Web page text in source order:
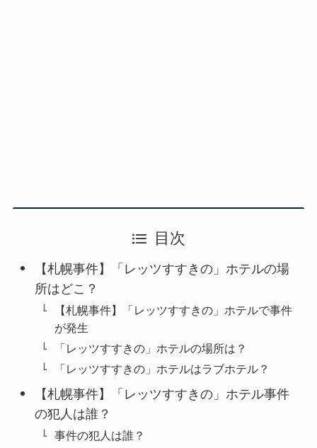
目次
【札幌事件】「レッツすすきの」ホテルの場
所はどこ？
【札幌事件】「レッツすすきの」ホテルで事件
が発生
「レッツすすきの」ホテルの場所は？
「レッツすすきの」ホテルはラブホテル？
【札幌事件】「レッツすすきの」ホテル事件
の犯人は誰？
事件の犯人は誰？